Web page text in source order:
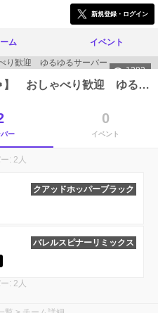
新規登録・ログイン
ム イベント
1282
【🍀Clover🍀】 おしゃべり歓迎 ゆるゆるサーバー
バー
0
イベント
: 2人
クアッドホッパーブラック
バレルスピナーリミックス
: 2人